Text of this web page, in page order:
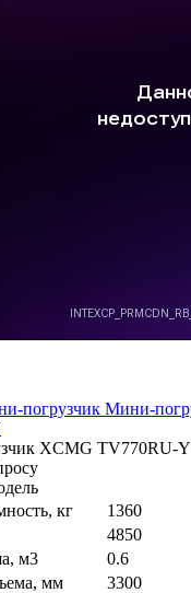
XCMG TV770RU-Y
кг
1360
4850
м3
0.6
мм
3300